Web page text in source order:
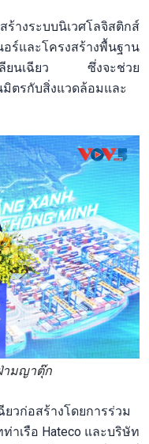
ร้างระบบนิเวศโลจิสติกส์
และโครงสร้างพื้นฐาน
เลียนเฉียว ซึ่งจะช่วย
ตรกับสิ่งแวดล้อมและ
ามญาตุ๊ก
ยวก่อสร้างโดยการร่วม
าเรือ Hateco และบริษัท